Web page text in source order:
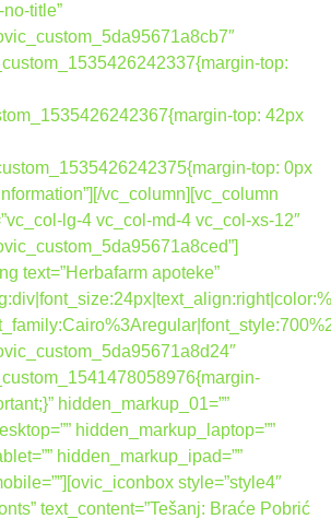
title”
top:
top: 42px
top: 0px
vc_column][vc_column
lg-4 vc_col-md-4 vc_col-xs-12″
text=”Herbafarm apoteke”
hidden_markup_01=””
hidden_markup_laptop=””
hidden_markup_ipad=””
style=”style4″
text_content=”Tešanj: Braće Pobrić